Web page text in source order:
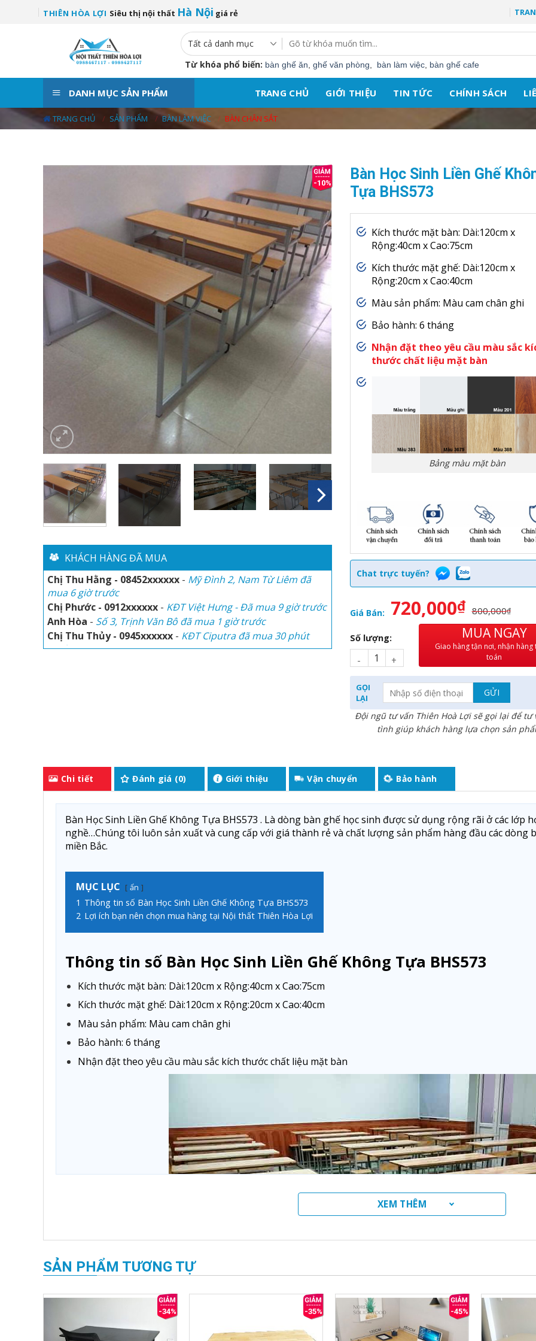
THIÊN HÒA LỢI Siêu thị nội thất Hà Nội giá rẻ
kiếm:
Từ khóa phổ biến: bàn ghế ăn ghế văn phòng bàn làm việc bàn ghế cafe
DANH MỤC SẢN PHẨM TRANG CHỦ GIỚI THIỆU TIN TỨC CHÍNH SÁCH
TRANG CHỦ / SẢN PHẨM / BÀN LÀM VIỆC / BÀN CHÂN SẮT
-10%
KHÁCH HÀNG ĐÃ MUA
Chị Phước - 0912xxxxxx-KĐT Việt Hưng - Đã mua 9 giờ trước
Anh Hòa-Số 3, Trịnh Văn Bô đã mua 1 giờ trước
Chị Thu Thủy - 0945xxxxxx - KĐT Ciputra đã mua 30 phút
trước
Anh Minh Trà - 088xxxxxx
Anh Phúc Lộc - 0934xxxxxx
Chị Thu Hằng - 08452xxxxxx
mua 6 giờ trước
Chị Phước - 0912xxxxxx
Anh Hòa- Số 3, Trịnh Văn Bô đã mua 1 giờ trước
Chị Thu Thủy - 0945xxxxxx-KĐT Ciputra đã mua 30 phút
trước
Anh Minh Trà - 088xxxxxx-Đã mua 2 giờ trước
Bàn Học Sinh Liền Ghế
Tựa BHS573
Kích thước mặt bàn: Dài:120cm x
Rộng:40cm x Cao:75cm
Kích thước mặt ghế: Dài:120cm x
Rộng:20cm x Cao:40cm
Màu sản phẩm: Màu cam chân ghi
Bảo hành: 6 tháng
Nhận đặt theo yêu cầu màu sắc
thước chất liệu mặt bàn
Bảng màu mặt bàn
Chat trực tuyến?
800,000₫
720,000₫
Giá Bán:
Số lượng: MUA NGAY
Giao hàng tận nơi, nhận hàng
toán
GỌI
LẠI
Đội ngũ tư vấn Thiên Hoà Lợi sẽ gọi lại để tư
tình giúp khách hàng lựa chọn sản
Chi tiết Đánh giá (0) Giới thiệu Vận chuyển Bảo hành
Bàn Học Sinh Liền Ghế Không Tựa BHS573 . Là dòng bàn ghế học sinh được sử dụng rộng rãi ở các lớp
nghề…Chúng tôi luôn sản xuất và cung cấp với giá thành rẻ và chất lượng sản phẩm hàng đầu các dòng
miền Bắc.
MỤC LỤC ẩn
1 Thông tin số Bàn Học Sinh Liền Ghế Không Tựa BHS573
2 Lợi ích bạn nên chọn mua hàng tại Nội thất Thiên Hòa Lợi
Thông tin số Bàn Học Sinh Liền Ghế Không Tựa BHS573
Kích thước mặt bàn: Dài:120cm x Rộng:40cm x Cao:75cm
Kích thước mặt ghế: Dài:120cm x Rộng:20cm x Cao:40cm
Màu sản phẩm: Màu cam chân ghi
Bảo hành: 6 tháng
Nhận đặt theo yêu cầu màu sắc kích thước chất liệu mặt bàn
XEM THÊM
SẢN PHẨM TƯƠNG TỰ
-34% -35% -45%